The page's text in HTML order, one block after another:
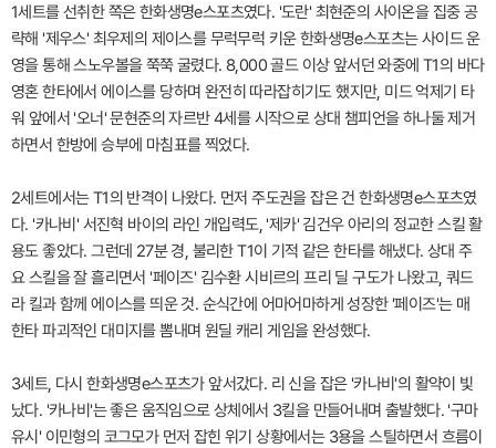
1세트를 선취한 쪽은 한화생명e스포츠였다. '도란' 최현준의 사이온을 집중 공
략해 '제우스' 최우제의 제이스를 무럭무럭 키운 한화생명e스포츠는 사이드 운
영을 통해 스노우볼을 쭉쭉 굴렸다. 8,000 골드 이상 앞서던 와중에 T1의 바다
영혼 한타에서 에이스를 당하며 완전히 따라잡히기도 했지만, 미드 억제기 타
워 앞에서 '오너' 문현준의 자르반 4세를 시작으로 상대 챔피언을 하나둘 제거
하면서 한방에 승부에 마침표를 찍었다.
2세트에서는 T1의 반격이 나왔다. 먼저 주도권을 잡은 건 한화생명e스포츠였
다. '카나비' 서진혁 바이의 라인 개입력도, '제카' 김건우 아리의 정교한 스킬 활
용도 좋았다. 그런데 27분 경, 불리한 T1이 기적 같은 한타를 해냈다. 상대 주
요 스킬을 잘 흘리면서 '페이즈' 김수환 시비르의 프리 딜 구도가 나왔고, 쿼드
라 킬과 함께 에이스를 띄운 것. 순식간에 어마어마하게 성장한 '페이즈'는 매
한타 파괴적인 대미지를 뽐내며 원딜 캐리 게임을 완성했다.
3세트, 다시 한화생명e스포츠가 앞서갔다. 리 신을 잡은 '카나비'의 활약이 빛
났다. '카나비'는 좋은 움직임으로 상체에서 3킬을 만들어내며 출발했다. '구마
유시' 이민형의 코그모가 먼저 잡힌 위기 상황에서는 3용을 스틸하면서 흐름이